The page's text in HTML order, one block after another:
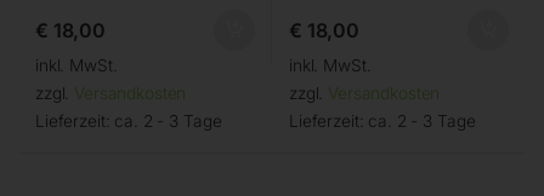
€ 18,00
inkl. MwSt.
zzgl. Versandkosten
Lieferzeit: ca. 2 - 3 Tage
€ 18,00
inkl. MwSt.
zzgl. Versandkosten
Lieferzeit: ca. 2 - 3 Tage